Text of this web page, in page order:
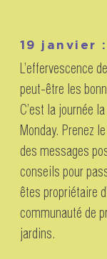
19 janvier
L’effervescence
peut-être les
C’est la journée
Monday. Prenez
des messages
conseils pour
êtes propriétaire
communauté de
jardins.